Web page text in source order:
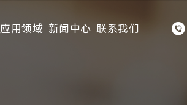
应用领域 新闻中心 联系我们 